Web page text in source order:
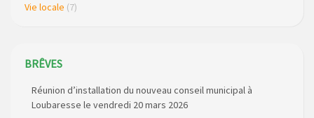
Vie locale (7)
BRÊVES
Campagne de collecte des plastiques agricoles le 22 avril
2026